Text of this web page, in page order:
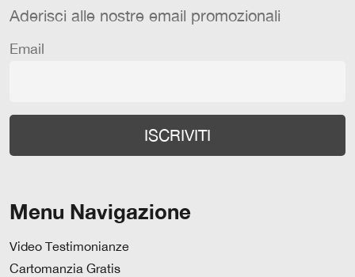
Aderisci alle nostre email promozionali
Email
Menu Navigazione
Video Testimonianze
Cartomanzia Gratis